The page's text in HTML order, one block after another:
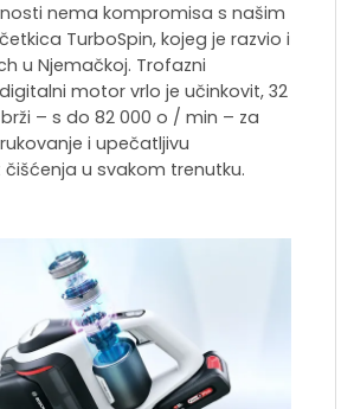
nema kompromisa s našim
TurboSpin, kojeg je razvio i
u Njemačkoj. Trofazni
motor vrlo je učinkovit, 32
brži – s do 82 000 o / min – za
i upečatljivu
u svakom trenutku.